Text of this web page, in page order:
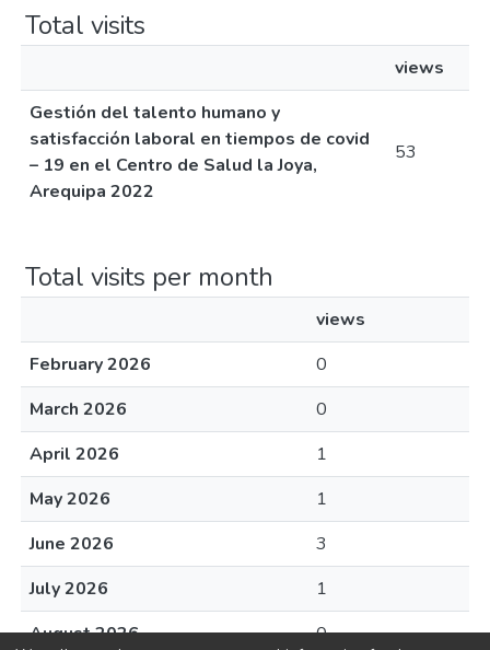
Total visits
views
Gestión del talento humano y
satisfacción laboral en tiempos de covid
– 19 en el Centro de Salud la Joya,
Arequipa 2022
53
Total visits per month
views
February 2026
0
March 2026
0
April 2026
1
May 2026
1
June 2026
3
July 2026
1
August 2026
0